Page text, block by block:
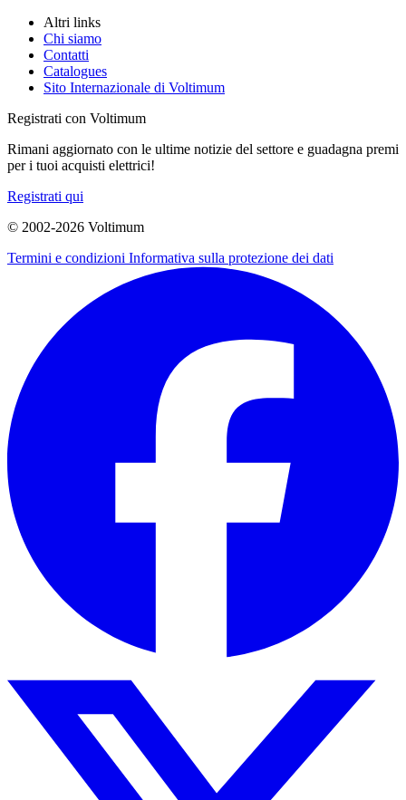
Altri links
Chi siamo
Contatti
Catalogues
Sito Internazionale di Voltimum
Registrati con Voltimum
Rimani aggiornato con le ultime notizie del settore e guadagna premi
per i tuoi acquisti elettrici!
Registrati qui
© 2002-2026 Voltimum
Termini e condizioni Informativa sulla protezione dei dati